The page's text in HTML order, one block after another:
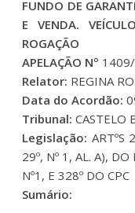
FUNDO DE
E VENDA.
ROGAÇÃO
APELAÇÃO Nº 1409/
Relator: REGINA
Data do Acordão:
Tribunal: CASTELO
Legislação: ARTºS
29º, Nº 1, AL. A),
Nº1, E 328º DO CPC
Sumário: